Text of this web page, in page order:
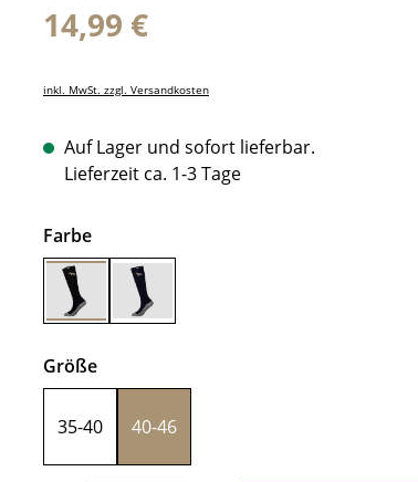
Regulärer Preis:
14,99 €
inkl. MwSt. zzgl. Versandkosten
Auf Lager und sofort lieferbar.
Lieferzeit ca. 1-3 Tage
Farbeauswählen
schwarzmarineblau
Größeauswählen
35-40 40-46